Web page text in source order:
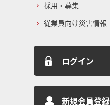
採用・募集
従業員向け災害情報
ログイン
新規会員登録